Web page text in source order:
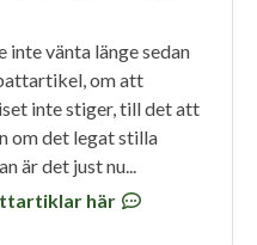
inte vänta länge sedan
om att
inte stiger, till det att
om det legat stilla
är det just nu...
här